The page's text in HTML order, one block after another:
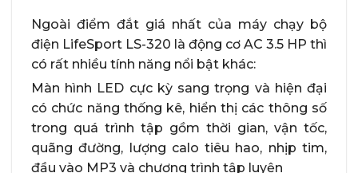
Ngoài điểm đắt giá nhất của máy chạy bộ
điện LifeSport LS-320 là động cơ AC 3.5 HP thì
có rất nhiều tính năng nổi bật khác:
Màn hình LED cực kỳ sang trọng và hiện đại
có chức năng thống kê, hiển thị các thông số
trong quá trình tập gồm thời gian, vận tốc,
quãng đường, lượng calo tiêu hao, nhịp tim,
đầu vào MP3 và chương trình tập luyện